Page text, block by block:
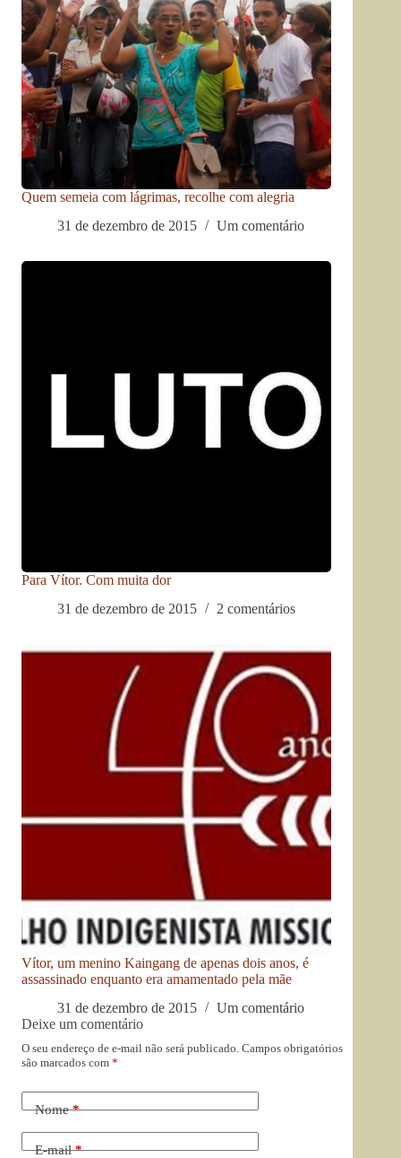
Quem semeia com lágrimas, recolhe com alegria
31 de dezembro de 2015
Um comentário
Para Vítor. Com muita dor
31 de dezembro de 2015
2 comentários
Vítor, um menino Kaingang de apenas dois anos, é
assassinado enquanto era amamentado pela mãe
31 de dezembro de 2015
Um comentário
Deixe um comentário
O seu endereço de e-mail não será publicado. Campos obrigatórios
são marcados com *
Nome*
E-mail*